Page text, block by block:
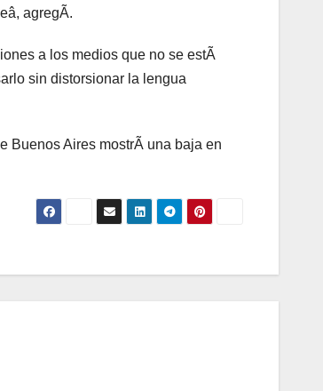
agregÃ.
a los medios que no se estÃ
sin distorsionar la lengua
Buenos Aires mostrÃ una baja en